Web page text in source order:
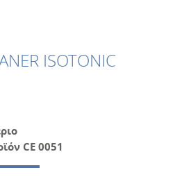
ISOTONIC
CE0051